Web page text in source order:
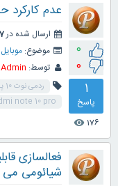
0
0
1
پاسخ
176
visibility
عدم کارکرد
ارسال شده در27
موضوع: موبایل
توسط: Admin
ردمی نوت 10 پرو
note 10 pro
شیائومی می